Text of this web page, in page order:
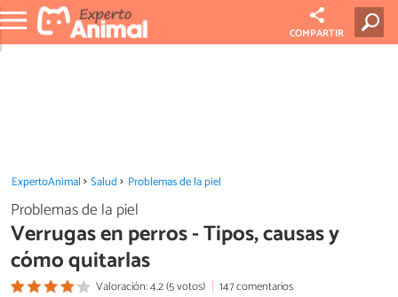
COMPARTIR
ExpertoAnimal Salud Problemas de la piel
Problemas de la piel
Verrugas en perros - Tipos, causas y
cómo quitarlas
Valoración: 4.2 (5 votos)
147 comentarios